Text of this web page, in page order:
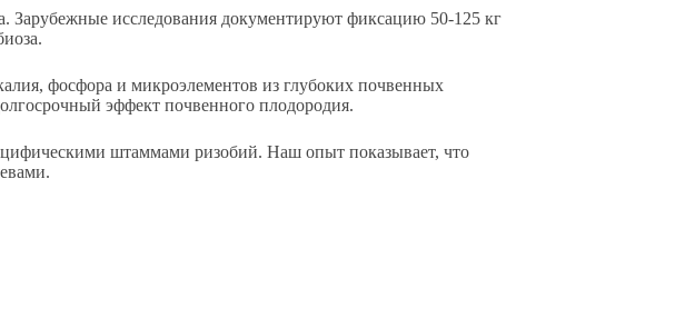
Зарубежные исследования документируют фиксацию 50-125 кг
фосфора и микроэлементов из глубоких почвенных
эффект почвенного плодородия.
штаммами ризобий. Наш опыт показывает, что